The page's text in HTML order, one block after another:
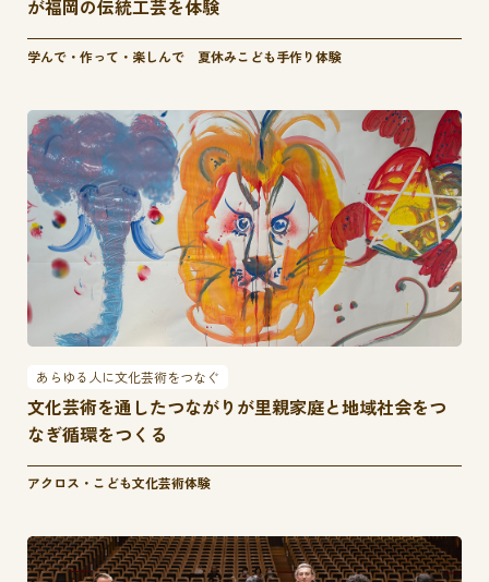
が福岡の伝統工芸を体験
学んで・作って・楽しんで 夏休みこども手作り体験
あらゆる人に文化芸術をつなぐ
文化芸術を通したつながりが里親家庭と地域社会をつ
なぎ循環をつくる
アクロス・こども文化芸術体験